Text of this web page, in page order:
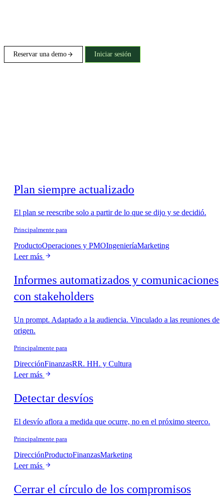
Reservar una demo Iniciar sesión
Plan siempre actualizado
El plan se reescribe solo a partir de lo que se dijo y se decidió.
Principalmente para
ProductoOperaciones y PMOIngenieríaMarketing
Leer más
Informes automatizados y comunicaciones
con stakeholders
Un prompt. Adaptado a la audiencia. Vinculado a las reuniones de
origen.
Principalmente para
DirecciónFinanzasRR. HH. y Cultura
Leer más
Detectar desvíos
El desvío aflora a medida que ocurre, no en el próximo steerco.
Principalmente para
DirecciónProductoFinanzasMarketing
Leer más
Cerrar el círculo de los compromisos